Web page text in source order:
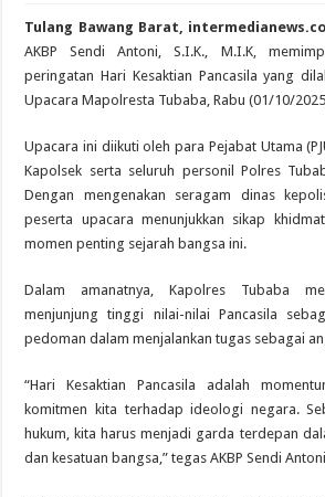
Tulang Bawang Barat,
AKBP Sendi Antoni, S.I.K., M.I.K,
peringatan Hari Kesaktian Pancasila yang
Upacara Mapolresta Tubaba, Rabu (01/10/
Upacara ini diikuti oleh para Pejabat Utama
Kapolsek serta seluruh personil Polres
Dengan mengenakan seragam dinas
peserta upacara menunjukkan sikap
momen penting sejarah bangsa ini.
Dalam amanatnya, Kapolres Tubaba
menjunjung tinggi nilai-nilai Pancasila
pedoman dalam menjalankan tugas sebagai
“Hari Kesaktian Pancasila adalah
komitmen kita terhadap ideologi negara.
hukum, kita harus menjadi garda terdepan
dan kesatuan bangsa,” tegas AKBP Sendi